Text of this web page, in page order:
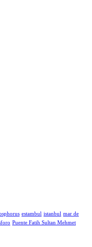
estambul istanbul mar de
Puente Fatih Sultan Mehmet